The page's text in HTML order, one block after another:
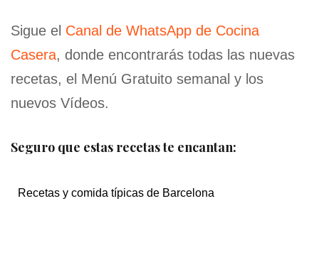
Sigue el Canal de WhatsApp de Cocina
Casera, donde encontrarás todas las nuevas
recetas, el Menú Gratuito semanal y los
nuevos Vídeos.
Seguro que estas recetas te encantan:
Recetas y comida típicas de Barcelona